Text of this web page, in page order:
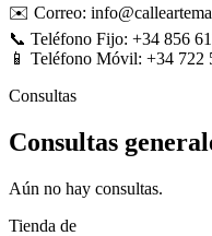
✉️ Correo:
📞 Teléfono Fijo: +34 856
📱 Teléfono Móvil: +34 722
Consultas
Consultas
Aún no hay consultas.
Tienda de